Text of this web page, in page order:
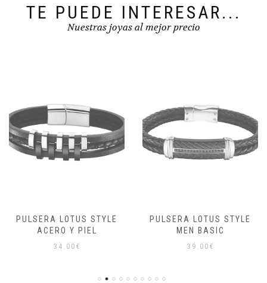
TE PUEDE INTERESAR...
Nuestras joyas al mejor precio
PULSERA LOTUS STYLE
ACERO Y PIEL
34.00 €
PULSERA LOTUS STYLE
MEN BASIC
39.00 €